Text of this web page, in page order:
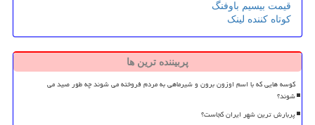
قیمت بیسیم باوفنگ
کوتاه کننده لینک
پربیننده ترین ها
کوسه هایی که با اسم اوزون برون و شیرماهی به مردم فروخته می شوند چه طور صید می
شوند؟
پربارش ترین شهر ایران کجاست؟